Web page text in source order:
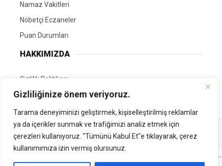
Gizliliğinize önem veriyoruz.
Tarama deneyiminizi geliştirmek, kişiselleştirilmiş reklamlar
ya da içerikler sunmak ve trafiğimizi analiz etmek için
çerezleri kullanıyoruz. "Tümünü Kabul Et"e tıklayarak, çerez
kullanımımıza izin vermiş olursunuz.
Namaz Vakitleri
Nöbetçi Eczaneler
Puan Durumları
HAKKIMIZDA
Gizlilik Politikası
GÖNÜLLÜ EDİTÖRÜMÜZ OL
Tüm Hakları Saklıdır. | Kamubilgi.com | 2026